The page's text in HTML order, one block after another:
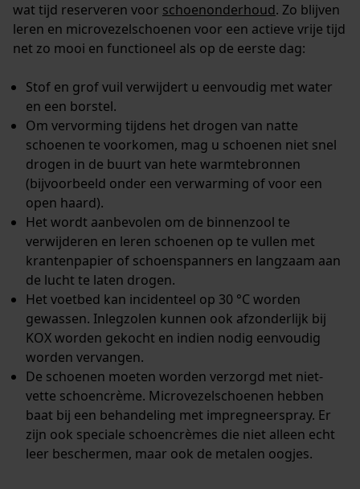
wat tijd reserveren voor schoenonderhoud. Zo blijven
leren en microvezelschoenen voor een actieve vrije tijd
net zo mooi en functioneel als op de eerste dag:
Stof en grof vuil verwijdert u eenvoudig met water
en een borstel.
Om vervorming tijdens het drogen van natte
schoenen te voorkomen, mag u schoenen niet snel
drogen in de buurt van hete warmtebronnen
(bijvoorbeeld onder een verwarming of voor een
open haard).
Het wordt aanbevolen om de binnenzool te
verwijderen en leren schoenen op te vullen met
krantenpapier of schoenspanners en langzaam aan
de lucht te laten drogen.
Het voetbed kan incidenteel op 30 °C worden
gewassen. Inlegzolen kunnen ook afzonderlijk bij
KOX worden gekocht en indien nodig eenvoudig
worden vervangen.
De schoenen moeten worden verzorgd met niet-
vette schoencrème. Microvezelschoenen hebben
baat bij een behandeling met impregneerspray. Er
zijn ook speciale schoencrèmes die niet alleen echt
leer beschermen, maar ook de metalen oogjes.